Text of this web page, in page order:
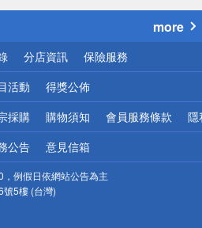
小心！
more
分店資訊 保險服務
活動 得獎公佈
採購 購物須知 會員服務條款 隱
公告 意見信箱
例假日依網站公告為主
號5樓 (台灣)